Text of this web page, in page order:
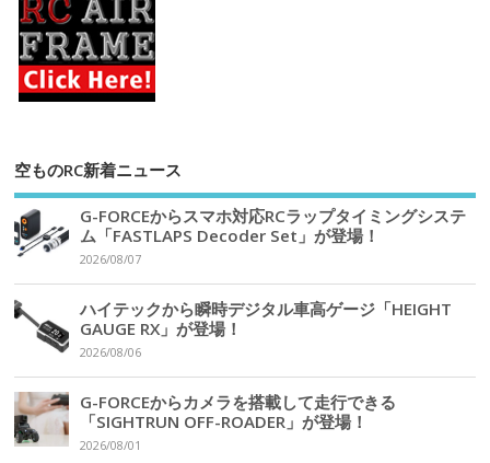
空ものRC新着ニュース
G-FORCEからスマホ対応RCラップタイミングシステ
ム「FASTLAPS Decoder Set」が登場！
2026/08/07
ハイテックから瞬時デジタル車高ゲージ「HEIGHT
GAUGE RX」が登場！
2026/08/06
G-FORCEからカメラを搭載して走行できる
「SIGHTRUN OFF-ROADER」が登場！
2026/08/01